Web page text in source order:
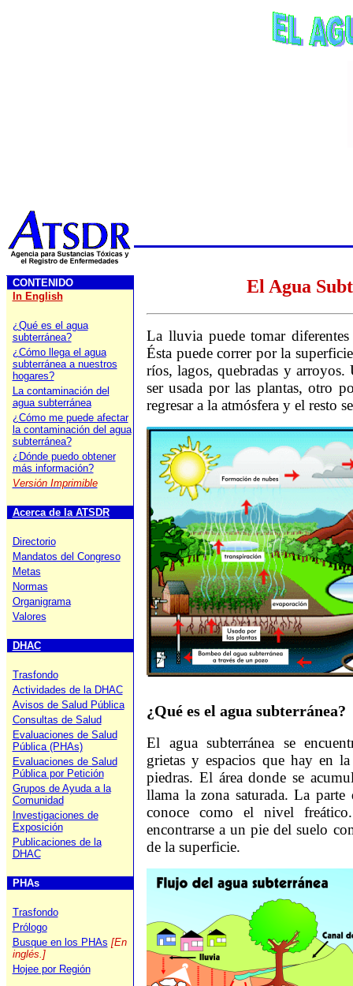
CONTENIDO
In English
¿Qué es el agua
subterránea?
¿Cómo llega el agua
subterránea a nuestros
hogares?
La contaminación del
agua subterránea
¿Cómo me puede afectar
la contaminación del agua
subterránea?
¿Dónde puedo obtener
más información?
Versión Imprimible
Acerca de la ATSDR
Directorio
Mandatos del Congreso
Metas
Normas
Organigrama
Valores
DHAC
Trasfondo
Actividades de la DHAC
Avisos de Salud Pública
Consultas de Salud
Evaluaciones de Salud
Pública (PHAs)
Evaluaciones de Salud
Pública por Petición
Grupos de Ayuda a la
Comunidad
Investigaciones de
Exposición
Publicaciones de la
DHAC
PHAs
Trasfondo
Prólogo
Busque en los PHAs [En
inglés.]
Hojee por Región
El Agua
La lluvia puede tomar
Ésta puede correr por la
ríos, lagos, quebradas y
ser usada por las plantas, otro
regresar a la atmósfera y el resto
¿Qué es el agua subterránea?
El agua subterránea se
grietas y espacios que hay en
piedras. El área donde se
llama la zona saturada. La parte
conoce como el nivel
encontrarse a un pie del suelo
de la superficie.